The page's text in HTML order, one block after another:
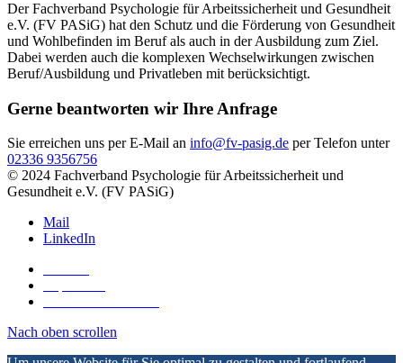
Der Fachverband Psychologie für Arbeitssicherheit und Gesundheit
e.V. (FV PASiG) hat den Schutz und die Förderung von Gesundheit
und Wohlbefinden im Beruf als auch in der Ausbildung zum Ziel.
Dabei werden auch die komplexen Wechselwirkungen zwischen
Beruf/Ausbildung und Privatleben mit berücksichtigt.
Gerne beantworten wir Ihre Anfrage
Sie erreichen uns per E-Mail an info@fv-pasig.de per Telefon unter
02336 9356756
© 2024 Fachverband Psychologie für Arbeitssicherheit und
Gesundheit e.V. (FV PASiG)
Mail
LinkedIn
Nach oben scrollen